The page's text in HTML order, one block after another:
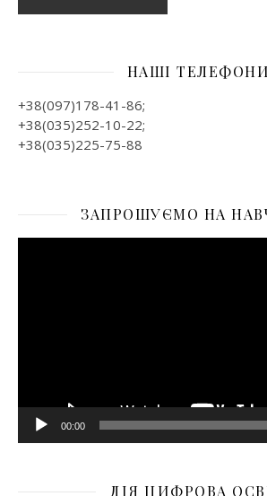
НАШІ
+38(097)178-41-86;
+38(035)252-10-22;
+38(035)225-75-88
ЗАПРОШУЄМО НА
Відеопрогравач
00:00
ДІЯ ЦИФРОВА